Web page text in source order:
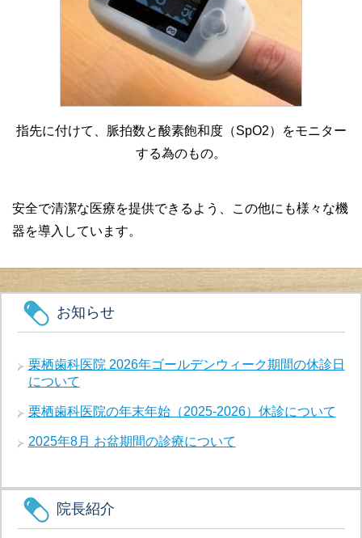
指先に付けて、脈拍数と酸素飽和度（SpO2）をモニター
する為のもの。
安全で清潔な医療を提供できるよう、この他にも様々な機
器を導入しています。
お知らせ
栗栖歯科医院 2026年ゴールデンウィーク期間の休診日
について
栗栖歯科医院の年末年始（2025-2026）休診について
2025年8月 お盆期間の診療について
院長紹介